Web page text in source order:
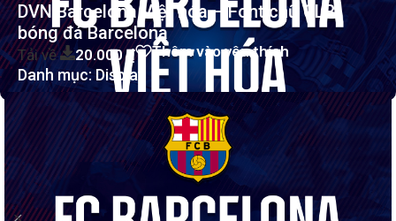
DVN Barcelona Việt hóa – Font chữ CLB
bóng đá Barcelona
Tải về 20.000₫ Thêm vào yêu thích
Danh mục:Display